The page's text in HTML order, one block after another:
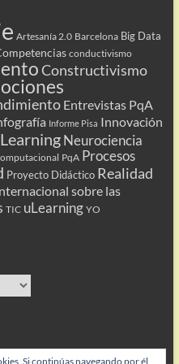
Artesanía 2.0 Barcelona Big Data
conductivismo
Constructivismo
Entrevistas PqA
Informe Pisa Innovación
Neurociencia
PqA Procesos
Proyecto Didáctico Realidad
sobre las
TIC uLearning YO
Si continúas navegando por él,